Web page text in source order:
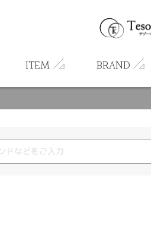
ITEM BRAND